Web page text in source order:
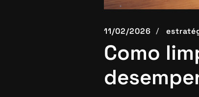
11/02/2026
Como